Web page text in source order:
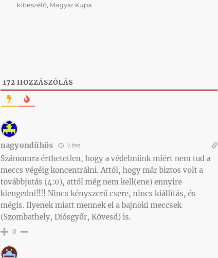
kibeszélő, Magyar Kupa
172 HOZZÁSZÓLÁS
nagyondühös 7 éve
Számomra érthetetlen, hogy a védelmünk miért nem tud a
meccs végéig koncentrálni. Attól, hogy már biztos volt a
továbbjutás (4:0), attól még nem kell(ene) ennyire
kiengedni!!!! Nincs kényszerű csere, nincs kiállítás, és
mégis. Ilyenek miatt mennek el a bajnoki meccsek
(Szombathely, Diósgyőr, Kövesd) is.
0